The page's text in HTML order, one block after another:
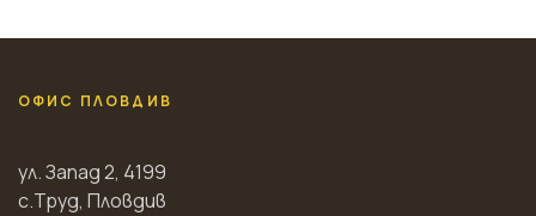
ОФИС ПЛОВДИВ
ул. Запад 2, 4199
с.Труд, Пловдив